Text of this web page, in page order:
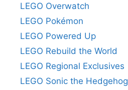
LEGO Overwatch
LEGO Pokémon
LEGO Powered Up
LEGO Rebuild the World
LEGO Regional Exclusives
LEGO Sonic the Hedgehog